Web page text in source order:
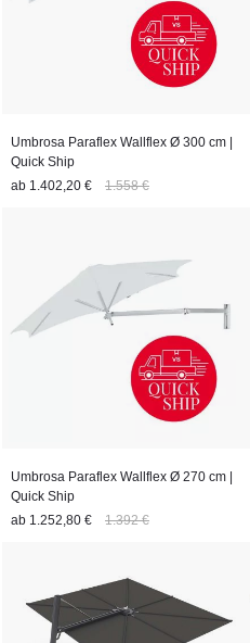
Umbrosa Paraflex Wallflex Ø 300 cm |
Quick Ship
ab 1.402,20 € 1.558 €
Umbrosa Paraflex Wallflex Ø 270 cm |
Quick Ship
ab 1.252,80 € 1.392 €